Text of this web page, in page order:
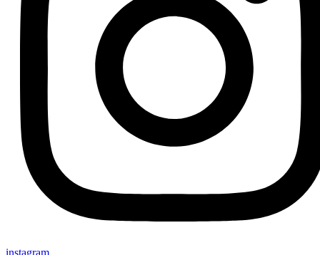
instagram